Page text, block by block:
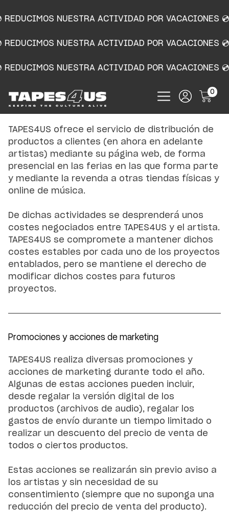
REDUCIMOS NUESTRA ACTIVIDAD POR VACACIONES
REDUCIMOS NUESTRA ACTIVIDAD POR VACACIONES
REDUCIMOS NUESTRA ACTIVIDAD POR VACACIONES
0
Política de distribución de
productos.
TAPES4US ofrece el servicio de distribución de
productos a clientes (en ahora en adelante
artistas) mediante su página web, de forma
presencial en las ferias en las que forma parte
y mediante la revenda a otras tiendas físicas y
online de música.
De dichas actividades se desprenderá unos
costes negociados entre TAPES4US y el artista.
TAPES4US se compromete a mantener dichos
costes estables por cada uno de los proyectos
entablados, pero se mantiene el derecho de
modificar dichos costes para futuros
proyectos.
Promociones y acciones de marketing
TAPES4US realiza diversas promociones y
acciones de marketing durante todo el año.
Algunas de estas acciones pueden incluir,
desde regalar la versión digital de los
productos (archivos de audio), regalar los
gastos de envío durante un tiempo limitado o
realizar un descuento del precio de venta de
todos o ciertos productos.
Estas acciones se realizarán sin previo aviso a
los artistas y sin necesidad de su
consentimiento (siempre que no suponga una
reducción del precio de venta del producto).